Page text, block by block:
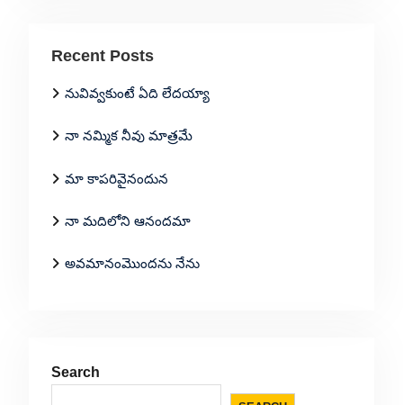
Recent Posts
నువివ్వకుంటే ఏది లేదయ్యా
నా నమ్మిక నీవు మాత్రమే
మా కాపరివైనందున
నా మదిలోని ఆనందమా
అవమానంమొందను నేను
Search